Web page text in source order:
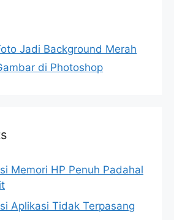
Jadi Background Merah
di Photoshop
Memori HP Penuh Padahal
Aplikasi Tidak Terpasang